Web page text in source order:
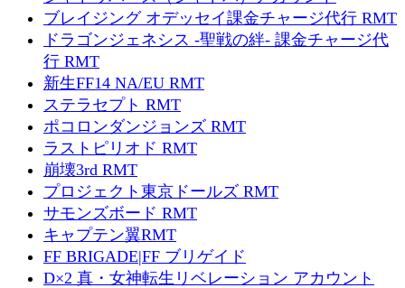
ブレイジング オデッセイ課金チャージ代行 RMT
ドラゴンジェネシス -聖戦の絆- 課金チャージ代
行 RMT
新生FF14 NA/EU RMT
ステラセプト RMT
ポコロンダンジョンズ RMT
ラストピリオド RMT
崩壊3rd RMT
プロジェクト東京ドールズ RMT
サモンズボード RMT
キャプテン翼RMT
FF BRIGADE|FF ブリゲイド
D×2 真・女神転生リベレーション アカウント